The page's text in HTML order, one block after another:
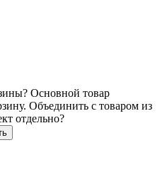
Основной товар
Объединить с товаром из
отдельно?